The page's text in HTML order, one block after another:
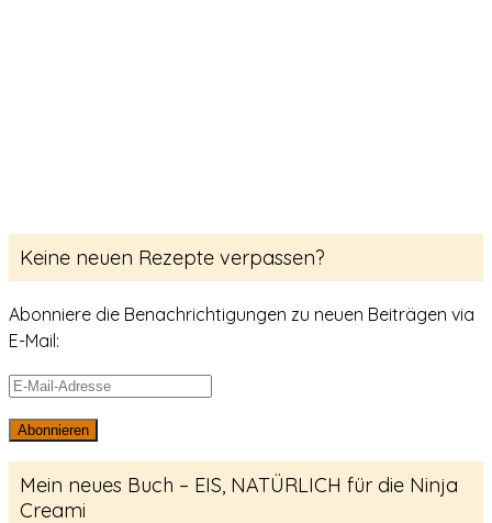
Keine neuen Rezepte verpassen?
Abonniere die Benachrichtigungen zu neuen Beiträgen via
E-Mail:
E-
Adresse
Abonnieren
Mein neues Buch – EIS, NATÜRLICH für die Ninja
Creami